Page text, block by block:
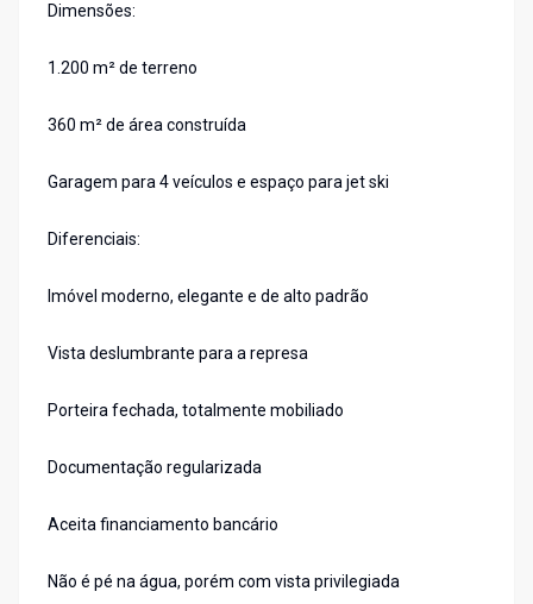
Dimensões:
1.200 m² de terreno
360 m² de área construída
Garagem para 4 veículos e espaço para jet ski
Diferenciais:
Imóvel moderno, elegante e de alto padrão
Vista deslumbrante para a represa
Porteira fechada, totalmente mobiliado
Documentação regularizada
Aceita financiamento bancário
Não é pé na água, porém com vista privilegiada